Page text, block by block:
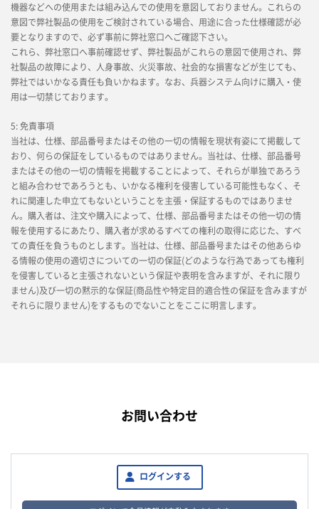
機器などへの使用または組み込んでの使用を意図しておりません。これらの
意図で弊社製品の使用をご検討されている場合、用途に合った仕様確認が必
要となりますので、必ず事前に弊社窓口へご確認下さい。
これら、弊社窓口へ事前確認せず、弊社製品がこれらの意図で使用され、弊
社製品の故障により、人身事故、火災事故、社会的な損害などが生じても、
弊社ではいかなる責任も負いかねます。なお、兵器システム向けに購入・使
用は一切禁じております。
5: 免責事項
当社は、仕様、部品番号またはその他の一切の情報を現状有姿にて掲載して
おり、何らの保証をしているものではありません。当社は、仕様、部品番号
またはその他の一切の情報を掲載することによって、それらが単独であろう
と組み合わせであろうとも、いかなる権利を侵害している可能性もなく、そ
れに関連した申立てもないということを主張・保証するものではありませ
ん。購入者は、注文や購入によって、仕様、部品番号またはその他一切の情
報を使用するにあたり、購入者が求めるすべての権利の取得に応じた、すべ
ての責任を負うものとします。当社は、仕様、部品番号またはその他あらゆ
る情報の使用の適切さについての一切の保証(どのような行為であっても権利
を侵害していると主張されないという保証や表明を含みますが、それに限り
ません)及び一切の黙示的な保証(商品性や特定目的適合性の保証を含みますが
それらに限りません)をするものでないことをここに明言します。
お問い合わせ
ログインする